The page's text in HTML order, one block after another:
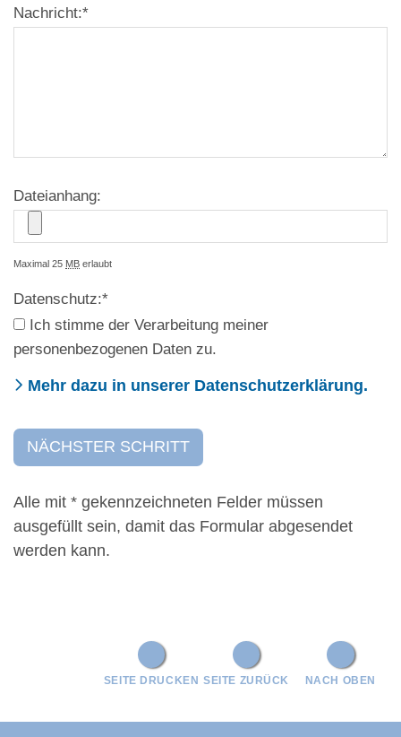
Nachricht:*
Dateianhang:
Maximal 25 MB erlaubt
Datenschutz:*
Ich stimme der Verarbeitung meiner
personenbezogenen Daten zu.
Mehr dazu in unserer Datenschutzerklärung.
Alle mit * gekennzeichneten Felder müssen
ausgefüllt sein, damit das Formular abgesendet
werden kann.
NACH OBEN
SEITE ZURÜCK
SEITE DRUCKEN